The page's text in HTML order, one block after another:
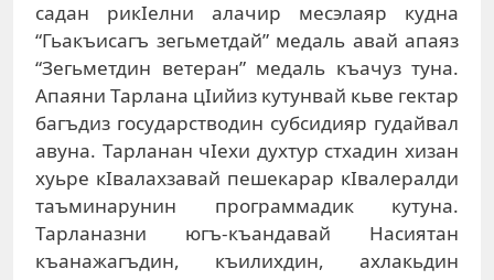
садан рикIелни алачир месэлаяр кудна
“Гьакъисагъ зегьметдай” медаль авай апаяз
“Зегьметдин ветеран” медаль къачуз туна.
Апаяни Тарлана цIийиз кутунвай кьве гектар
багъдиз государстводин субсидияр гудайвал
авуна. Тарланан чIехи духтур стхадин хизан
хуьре кIвалахзавай пешекарар кIвалералди
таъминарунин программадик кутуна.
Тарланазни югъ-къандавай Насиятан
къанажагъдин, къилихдин, ахлакьдин